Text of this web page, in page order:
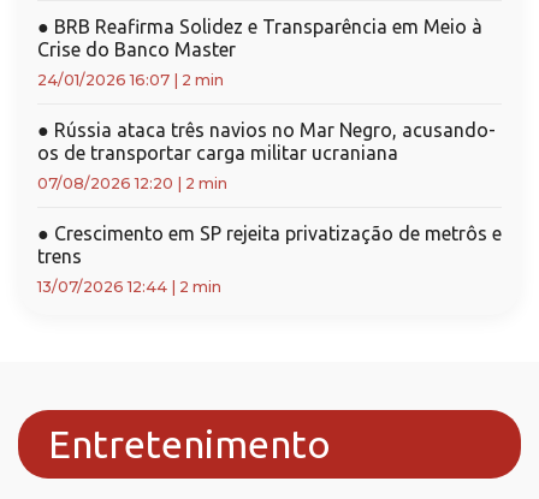
● BRB Reafirma Solidez e Transparência em Meio à
Crise do Banco Master
24/01/2026 16:07 2 min
● Rússia ataca três navios no Mar Negro, acusando-
os de transportar carga militar ucraniana
07/08/2026 12:20 2 min
● Crescimento em SP rejeita privatização de metrôs e
trens
13/07/2026 12:44 2 min
Entretenimento